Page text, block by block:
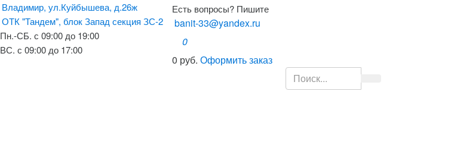
Владимир, ул.Куйбышева, д.26ж
ОТК "Тандем", блок Запад секция ЗС-2
Пн.-СБ. с 09:00 до 19:00
ВС. с 09:00 до 17:00
Есть вопросы? Пишите
banit-33@yandex.ru
0
0 руб. Оформить заказ